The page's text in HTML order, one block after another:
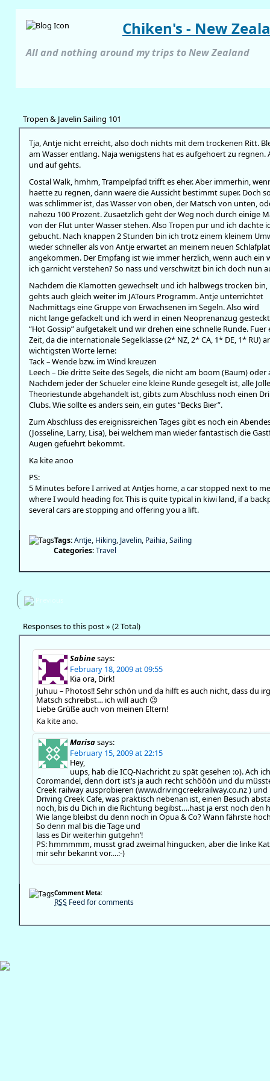
Chiken's - New
All and nothing around my trips to New Zealand
Tropen & Javelin Sailing 101
Tja, Antje nicht erreicht, also doch nichts mit dem trockenen Ritt.
am Wasser entlang. Naja wenigstens hat es aufgehoert zu regnen.
und auf gehts.
Costal Walk, hmhm, Trampelpfad trifft es eher. Aber immerhin,
haette zu regnen, dann waere die Aussicht bestimmt super. Doch
was schlimmer ist, das Wasser von oben, der Matsch von unten,
nahezu 100 Prozent. Zusaetzlich geht der Weg noch durch einige
von der Flut unter Wasser stehen. Also Tropen pur und ich dachte
gebucht. Nach knappen 2 Stunden bin ich trotz einem kleinem
wieder schneller als von Antje erwartet an meinem neuen
angekommen. Der Empfang ist wie immer herzlich, wenn auch ein
ich garnicht verstehen? So nass und verschwitzt bin ich doch nun
Nachdem die Klamotten gewechselt und ich halbwegs trocken bin,
gehts auch gleich weiter im JATours Programm. Antje unterrichtet
Nachmittags eine Gruppe von Erwachsenen im Segeln. Also wird
nicht lange gefackelt und ich werd in einen Neoprenanzug
“Hot Gossip” aufgetakelt und wir drehen eine schnelle Runde.
Zeit, da die internationale Segelklasse (2* NZ, 2* CA, 1* DE, 1* RU)
wichtigsten Worte lerne:
Tack – Wende bzw. im Wind kreuzen
Leech – Die dritte Seite des Segels, die nicht am boom (Baum)
Nachdem jeder der Schueler eine kleine Runde gesegelt ist, alle
Theoriestunde abgehandelt ist, gibts zum Abschluss noch einen
Clubs. Wie sollte es anders sein, ein gutes “Becks Bier”.
Zum Abschluss des ereignissreichen Tages gibt es noch ein
(Josseline, Larry, Lisa), bei welchem man wieder fantastisch die
Augen gefuehrt bekommt.
Ka kite anoo
PS:
5 Minutes before I arrived at Antjes home, a car stopped next to
where I would heading for. This is quite typical in kiwi land, if a
several cars are stopping and offering you a lift.
Tags:Antje, Hiking, Javelin, Paihia,Sailing
Categories:Travel
Responses to this post » (2 Total)
Sabinesays:
February 18, 2009 at 09:55
Kia ora, Dirk!
Juhuu – Photos!! Sehr schön und da hilft es auch nicht, dass du
Matsch schreibst… ich will auch 😉
Liebe Grüße auch von meinen Eltern!
Ka kite ano.
Marisasays:
February 15, 2009 at 22:15
Hey,
uups, hab die ICQ-Nachricht zu spät gesehen :o). Ach
Coromandel, denn dort ist’s ja auch recht schööön und du
Creek railway ausprobieren (www.drivingcreekrailway.co.nz )
Driving Creek Cafe, was praktisch nebenan ist, einen Besuch
noch, bis du Dich in die Richtung begibst….hast ja erst noch den
Wie lange bleibst du denn noch in Opua & Co? Wann fährste
So denn mal bis die Tage und
lass es Dir weiterhin gutgehn’!
PS: hmmmmm, musst grad zweimal hingucken, aber die linke
mir sehr bekannt vor….:-)
Comment Meta:
RSS Feed for comments